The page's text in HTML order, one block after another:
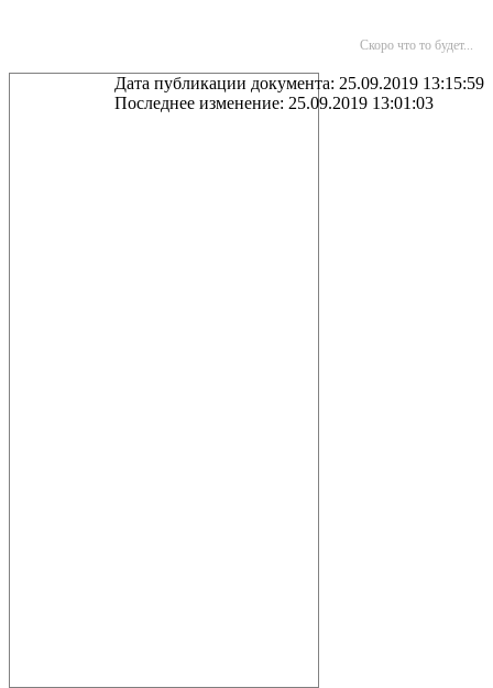
Скоро что то будет...
Дата публикации документа: 25.09.2019 13:15:59
Последнее изменение: 25.09.2019 13:01:03